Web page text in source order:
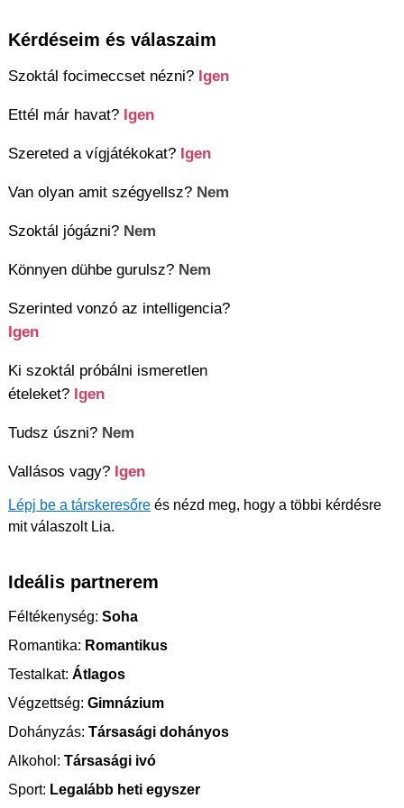
Kérdéseim és válaszaim
Szoktál focimeccset nézni? Igen
Ettél már havat? Igen
Szereted a vígjátékokat? Igen
Van olyan amit szégyellsz? Nem
Szoktál jógázni? Nem
Könnyen dühbe gurulsz? Nem
Szerinted vonzó az intelligencia?
Igen
Ki szoktál próbálni ismeretlen
ételeket? Igen
Tudsz úszni? Nem
Vallásos vagy? Igen
Lépj be a társkeresőre és nézd meg, hogy a többi kérdésre
mit válaszolt Lia.
Ideális partnerem
Féltékenység: Soha
Romantika: Romantikus
Testalkat: Átlagos
Végzettség: Gimnázium
Dohányzás: Társasági dohányos
Alkohol: Társasági ivó
Sport: Legalább heti egyszer